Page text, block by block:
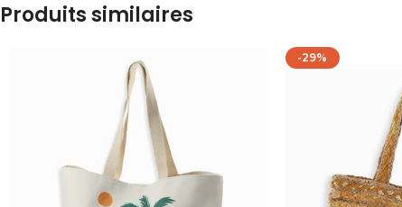
Produits similaires
-29%